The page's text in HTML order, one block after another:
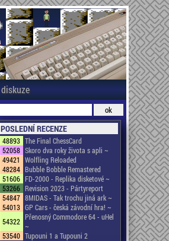
diskuze
POSLEDNÍ RECENZE
48893 The Final ChessCard
52058 Skoro dva roky života s apli ~
49421
Wolfling Reloaded
48284 Bubble Bobble Remastered
51606 FD-2000 - Replika disketové ~
53266 Revision 2023 - Pártyreport
54847 8MIDAS - Tak trochu jiná ark ~
54013 GP Cars - česká závodní hra! ~
54322 Přenosný Commodore 64 - uHel
~
53540 Tupouni 1 a Tupouni 2